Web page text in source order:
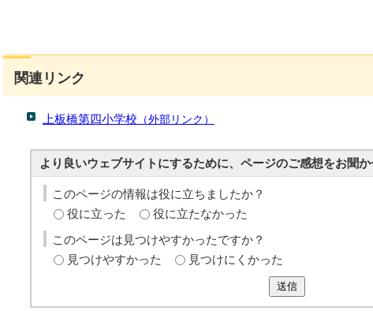
関連リンク
上板橋第四小学校 （外部リンク）
より良いウェブサイトにするために、ページのご感想をお聞か
このページの情報は役に立ちましたか？
役に立った
役に立たなかった
このページは見つけやすかったですか？
見つけやすかった
見つけにくかった
送信